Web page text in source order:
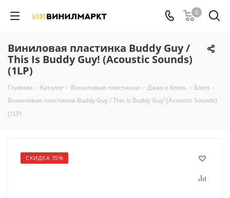
0
Виниловая пластинка Buddy Guy /
This Is Buddy Guy! (Acoustic Sounds)
(1LP)
Главная - Каталог - Виниловые пластинки - Джаз и блюз. - Блюз -
Виниловая пластинка Buddy Guy / This Is Buddy Guy! (Acoustic Sounds)
(1LP)
СКИДКА 35%